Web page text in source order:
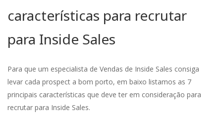
características para recrutar
para Inside Sales
Para que um especialista de Vendas de Inside Sales consiga
levar cada prospect a bom porto, em baixo listamos as 7
principais características que deve ter em consideração para
recrutar para Inside Sales.